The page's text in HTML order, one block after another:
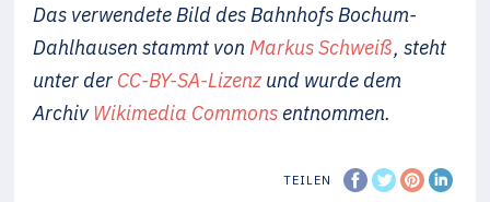
Das verwendete Bild des Bahnhofs Bochum-
Dahlhausen stammt vonMarkus Schweiß, steht
unter der CC-BY-SA-Lizenz und wurde dem
Archiv Wikimedia Commonsentnommen.
TEILEN